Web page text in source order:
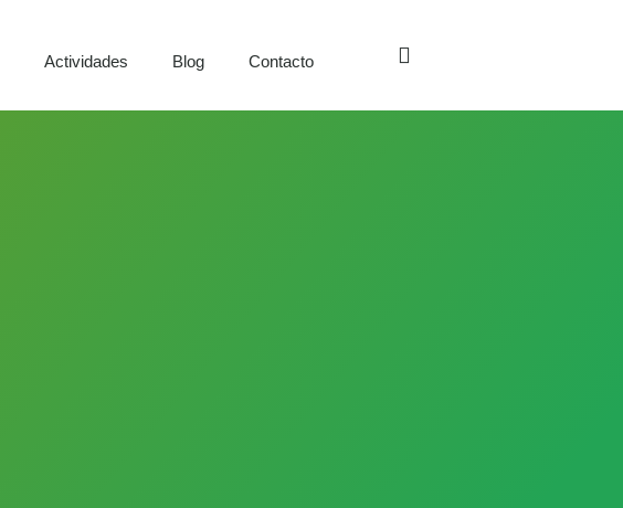
Actividades Blog Contacto